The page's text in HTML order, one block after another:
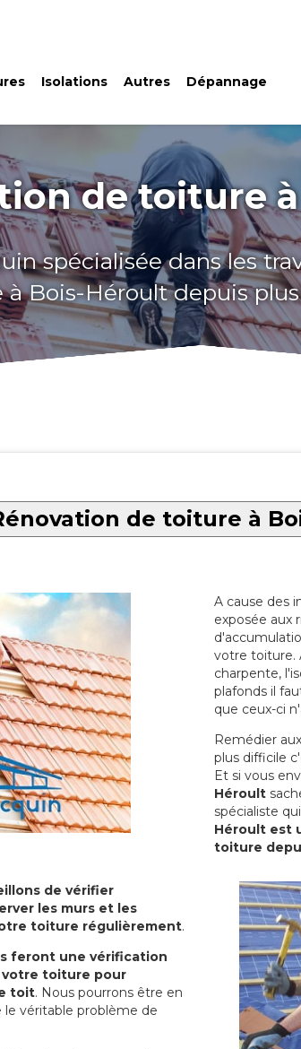
Isolations Autres Dépannage
de toiture
spécialisée dans les
Bois-Héroult depuis
de toiture à
A cause des
exposée aux
votre toiture.
charpente,
plafonds il
que ceux-ci
Remédier
plus difficile
Et si vous
Héroult
spécialiste
Héroult est
toiture
de vérifier
les murs et les
toiture régulièrement.
feront une vérification
toiture pour
toit. Nous pourrons être en
le véritable problème de